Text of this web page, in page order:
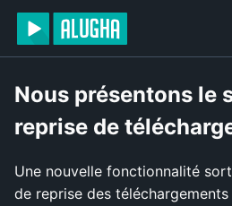
Nous présentons le
reprise de
Une nouvelle fonctionnalité
de reprise des